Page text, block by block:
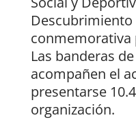
Descubrimiento
conmemorativa
Las banderas
acompañen el
presentarse
organización.